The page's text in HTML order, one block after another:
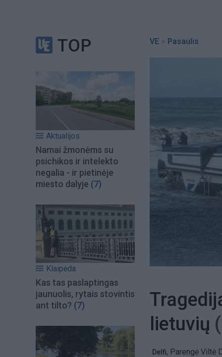
TOP
Aktualijos
Namai žmonėms su
psichikos ir intelekto
negalia - ir pietinėje
miesto dalyje (7)
Klaipėda
Kas tas paslaptingas
jaunuolis, rytais stovintis
ant tilto? (7)
VE > Pasaulis
lietuvių
Delfi, Parengė Viltė